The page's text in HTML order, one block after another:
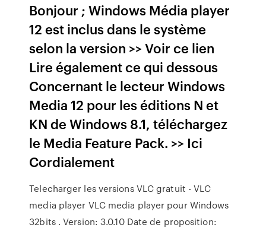
Bonjour ; Windows Média player
12 est inclus dans le système
selon la version >> Voir ce lien
Lire également ce qui dessous
Concernant le lecteur Windows
Media 12 pour les éditions N et
KN de Windows 8.1, téléchargez
le Media Feature Pack. >> Ici
Cordialement
Telecharger les versions VLC gratuit - VLC
media player VLC media player pour Windows
32bits . Version: 3.0.10 Date de proposition: